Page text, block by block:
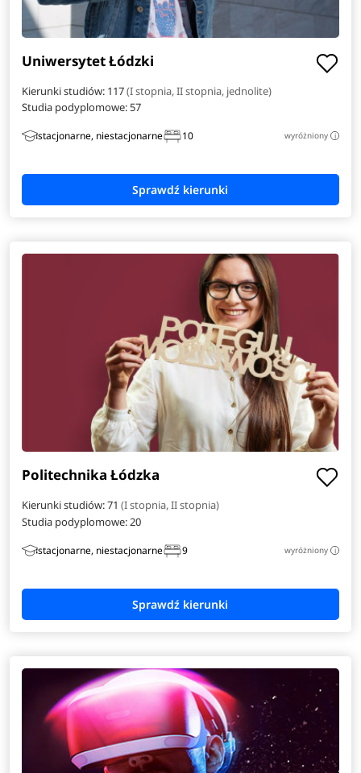
Uniwersytet Łódzki
Kierunki studiów: 117(I stopnia, II stopnia, jednolite)
Studia podyplomowe:57
stacjonarne, niestacjonarne 10 wyróżniony i
Politechnika Łódzka
Kierunki studiów: 71 (I stopnia, II stopnia)
Studia podyplomowe: 20
stacjonarne, niestacjonarne 9 wyróżniony i